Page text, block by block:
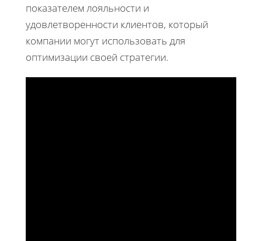
показателем лояльности и
удовлетворенности клиентов, который
компании могут использовать для
оптимизации своей стратегии.